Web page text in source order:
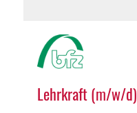
Lehrkraft (m/w/d)